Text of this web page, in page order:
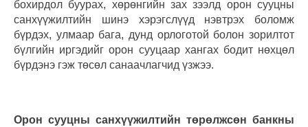
бохирдол буурах, хөрөнгийн зах зээлд орон сууцны
санхүүжилтийн шинэ хэрэгслүүд нэвтрэх боломж
бүрдэх, улмаар бага, дунд орлоготой болон зорилтот
бүлгийн иргэдийг орон сууцаар хангах бодит нөхцөл
бүрдэнэ гэж төсөл санаачлагчид үзжээ.
Орон сууцны санхүүжилтийн төрөлжсөн банкны